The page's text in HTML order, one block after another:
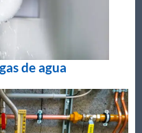
de agua